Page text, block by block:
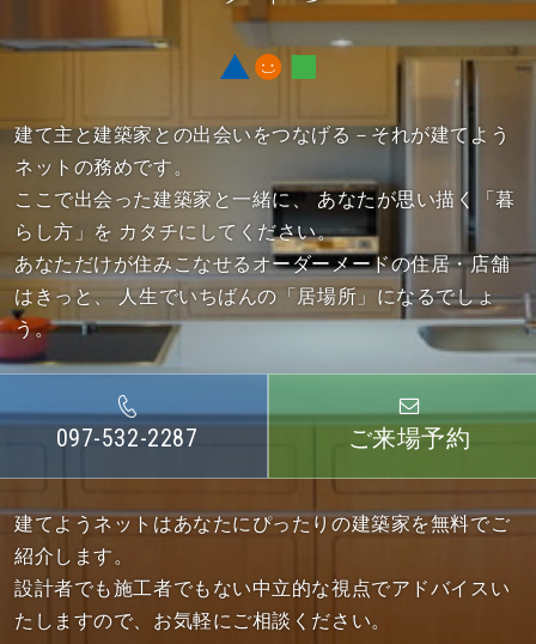
建て主と建築家との出会いをつなげる－それが建てよう
ネットの務めです。
ここで出会った建築家と一緒に、
あなたが思い描く「暮
らし方」を カタチにしてください。
あなただけが住みこなせるオーダーメードの住居・店舗
はきっと、
人生でいちばんの「居場所」になるでしょ
う。
097-532-2287 ご来場予約
建てようネットはあなたにぴったりの建築家を無料でご
紹介します。
設計者でも施工者でもない中立的な視点でアドバイスい
たしますので、お気軽にご相談ください。